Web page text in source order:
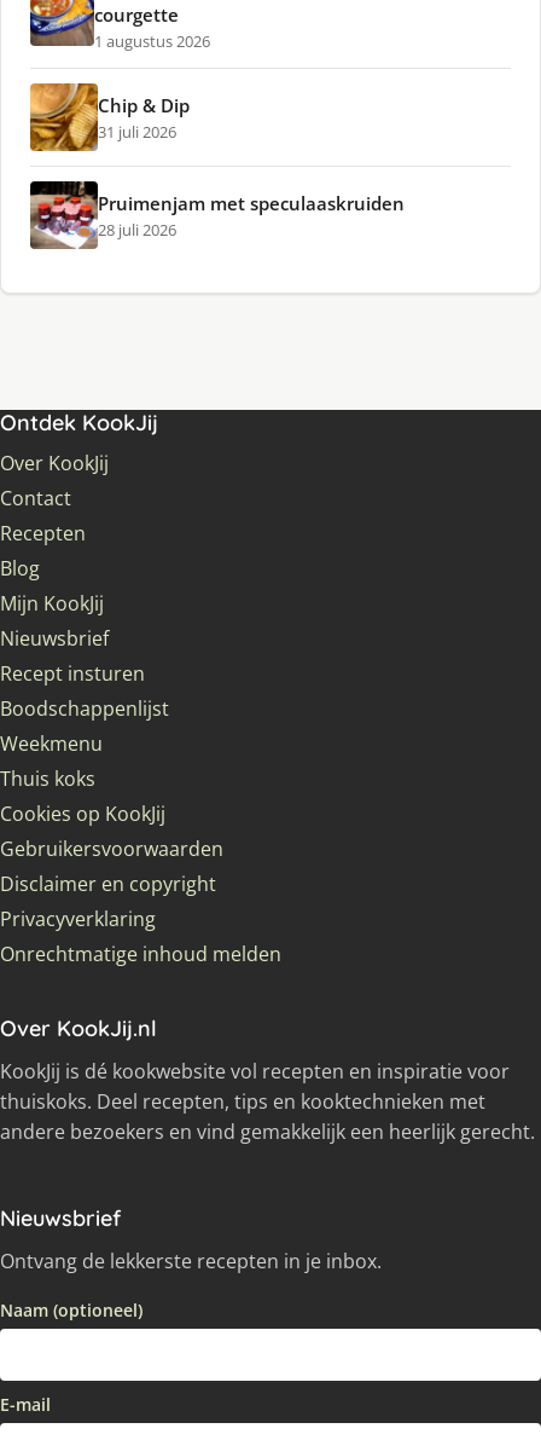
courgette
1 augustus 2026
Chip & Dip
31 juli 2026
Pruimenjam met speculaaskruiden
28 juli 2026
Ontdek KookJij
Over KookJij
Contact
Recepten
Blog
Mijn KookJij
Nieuwsbrief
Recept insturen
Boodschappenlijst
Weekmenu
Thuis koks
Cookies op KookJij
Gebruikersvoorwaarden
Disclaimer en copyright
Privacyverklaring
Onrechtmatige inhoud melden
Over KookJij.nl
KookJij is dé kookwebsite vol recepten en inspiratie voor
thuiskoks. Deel recepten, tips en kooktechnieken met
andere bezoekers en vind gemakkelijk een heerlijk gerecht.
Nieuwsbrief
Ontvang de lekkerste recepten in je inbox.
Naam (optioneel)
E-mail